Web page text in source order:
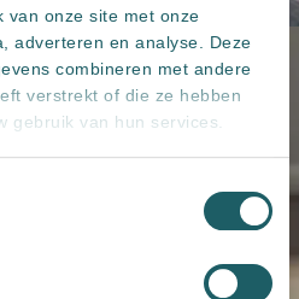
van onze site met onze
adverteren en analyse. Deze
combineren met andere
verstrekt of die ze hebben
gebruik van hun services.